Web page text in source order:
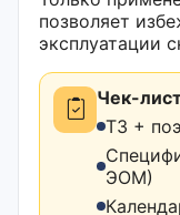
позволяет
эксплуатации
Чек-
ТЗ +
ЭОМ)